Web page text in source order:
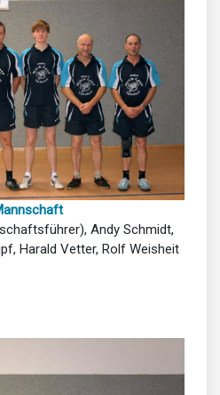
Andy Schmidt,
Harald Vetter, Rolf Weisheit